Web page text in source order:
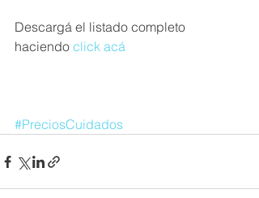
Descargá el listado completo
haciendo click acá
#PreciosCuidados